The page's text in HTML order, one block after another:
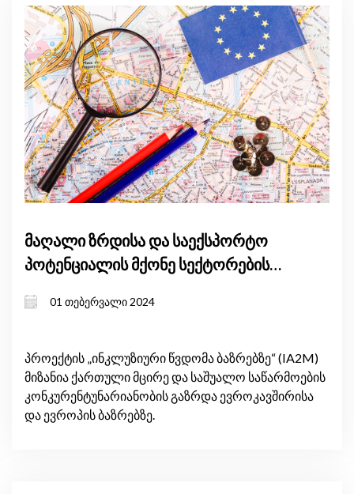
მაღალი ზრდისა და საექსპორტო
პოტენციალის მქონე სექტორების
01 თებერვალი 2024
პროექტის „ინკლუზიური წვდომა ბაზრებზე“ (IA2M)
მიზანია ქართული მცირე და საშუალო საწარმოების
კონკურენტუნარიანობის გაზრდა ევროკავშირისა
და ევროპის ბაზრებზე.